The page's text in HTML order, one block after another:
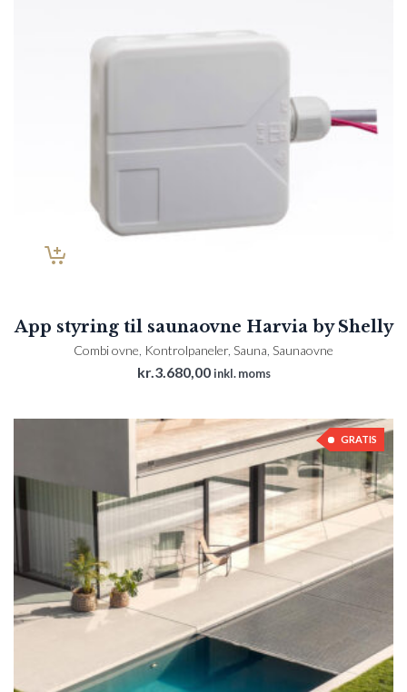
App styring til saunaovne Harvia by Shelly
Combi ovne Kontrolpaneler, Sauna Saunaovne
kr.3.680,00 inkl. moms
GRATIS